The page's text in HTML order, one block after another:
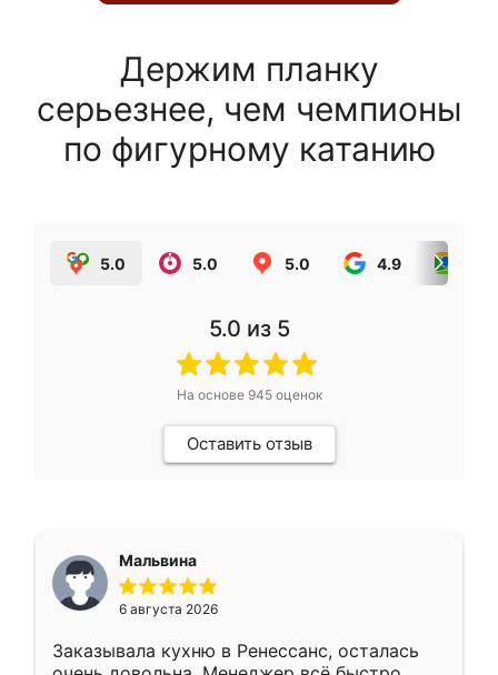
Держим планку
серьезнее, чем чемпионы
по фигурному катанию
5.0 5.0 5.0 4.9
5.0 из 5
На основе 945оценок
Оставить отзыв
Мальвина
6 августа 2026
Заказывала кухню в Ренессанс, осталась